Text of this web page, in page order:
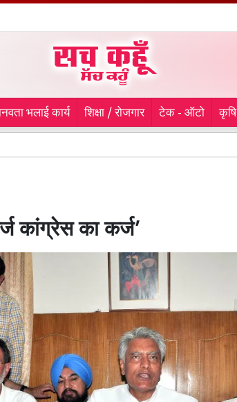
भलाई कार्य शिक्षा / रोजगार टेक - ऑटो कृषि
कांग्रेस का कर्ज’